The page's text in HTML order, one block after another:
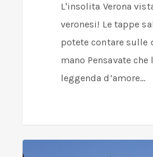
L'insolita Verona
veronesi! Le tappe
potete contare sulle
mano Pensavate che
leggenda d’amore…